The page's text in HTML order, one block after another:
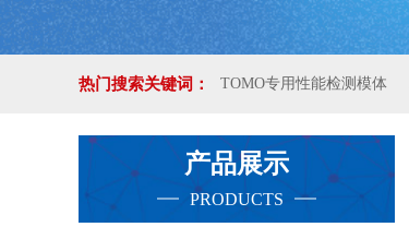
热门搜索关键词： TOMO专用性能检测模体
产品展示
PRODUCTS